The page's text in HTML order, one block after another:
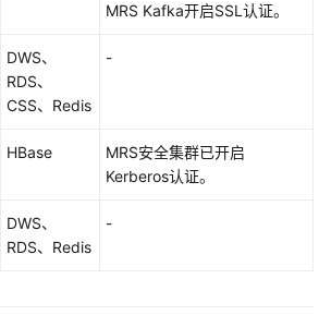
MRS Kafka开启SSL认证。
DWS、
RDS、
CSS、Redis
-
HBase
MRS安全集群已开启
Kerberos认证。
DWS、
RDS、Redis
-